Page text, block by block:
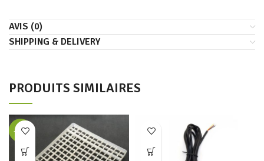
AVIS (0)
SHIPPING & DELIVERY
PRODUITS SIMILAIRES
-38%